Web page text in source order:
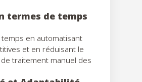
termes de temps
en automatisant
et en réduisant le
traitement manuel des